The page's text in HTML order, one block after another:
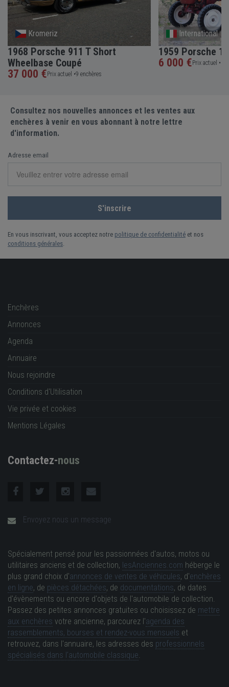
Kromeriz
1968 Porsche 911 T Short
Wheelbase Coupé
37 000 €Prix actuel •9 enchères
International
1959 Porsche
6 000 €Prix actuel •
Consultez nos nouvelles annonces et les ventes aux
enchères à venir en vous abonnant à notre lettre
d'information.
Adresse email
En vous inscrivant, vous acceptez notre politique de confidentialité et nos
conditions générales
Enchères
Annonces
Agenda
Annuaire
Nous rejoindre
Conditions d'Utilisation
Vie privée et cookies
Mentions Légales
Contactez-nous
Envoyez nous un message
Spécialement pensé pour les passionnées d'autos, motos ou
utilitaires anciens et de collection, lesAnciennes.com héberge le
plus grand choix d'annonces de ventes de véhicules, d'enchères
en ligne, de pièces détachées, de documentations, de dates
d'évènements ou encore d'objets de l'automobile de collection.
Passez des petites annonces gratuites ou choisissez de mettre
aux enchères votre ancienne, parcourez l'agenda des
rassemblements, bourses et rendez-vous mensuels et
retrouvez, dans l'annuaire, les adresses des professionnels
spécialisés dans l'automobile classique